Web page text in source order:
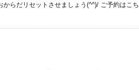
らだリセットさせましょう(^^)/ ご予約はこち